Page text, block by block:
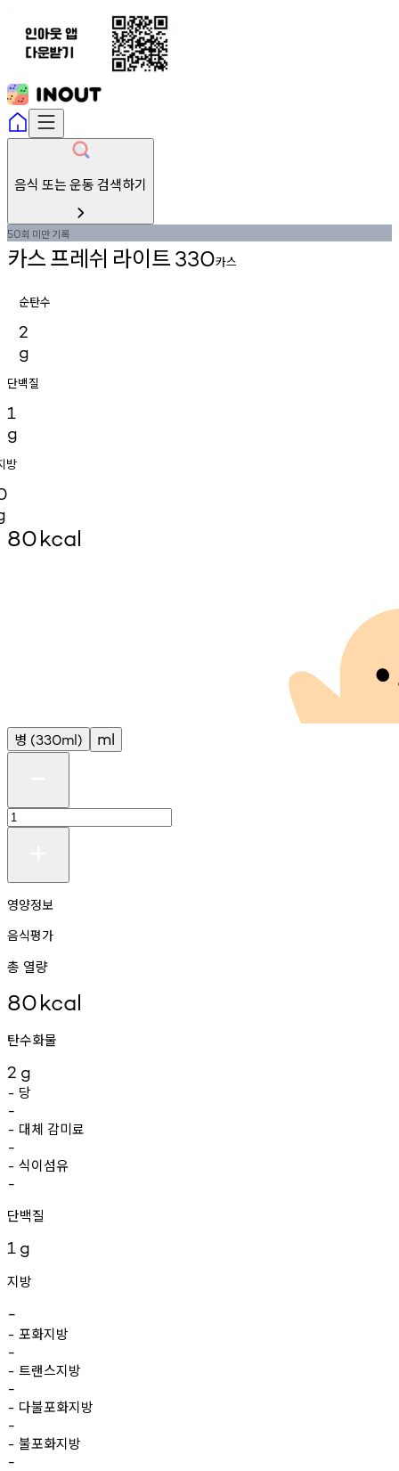
음식 또는 운동 검색하기
50회 미만기록
카스프레쉬 라이트330카스
순탄수
2
g
단백질
1
g
방
80kcal
병 (330ml) ml
영양정보
음식평가
총 열량
80kcal
탄수화물
2 g
- 당
-
- 대체 감미료
-
- 식이섬유
-
단백질
1 g
지방
-
- 포화지방
-
- 트랜스지방
-
- 다불포화지방
-
- 불포화지방
-